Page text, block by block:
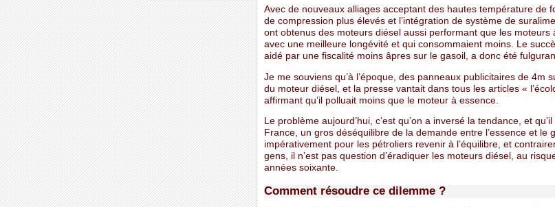
Avec de nouveaux alliages acceptant des hautes température de
de compression plus élevés et l’intégration de système de
ont obtenus des moteurs diésel aussi performant que les moteurs
avec une meilleure longévité et qui consommaient moins. Le
aidé par une fiscalité moins âpres sur le gasoil, a donc été
Je me souviens qu’à l’époque, des panneaux publicitaires de 4m
du moteur diésel, et la presse vantait dans tous les articles «
affirmant qu’il polluait moins que le moteur à essence.
Le problème aujourd’hui, c’est qu’on a inversé la tendance, et
France, un gros déséquilibre de la demande entre l’essence et le
impérativement pour les pétroliers revenir à l’équilibre, et
gens, il n’est pas question d’éradiquer les moteurs diésel, au
années soixante.
Comment résoudre ce dilemme ?